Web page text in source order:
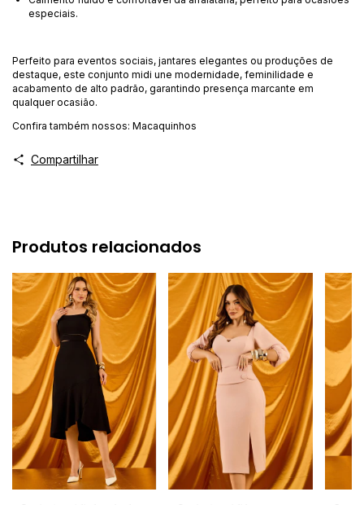
especiais.
Perfeito para eventos sociais, jantares elegantes ou produções de
destaque, este conjunto midi une modernidade, feminilidade e
acabamento de alto padrão, garantindo presença marcante em
qualquer ocasião.
Confira também nossos: Macaquinhos
Compartilhar
Produtos relacionados